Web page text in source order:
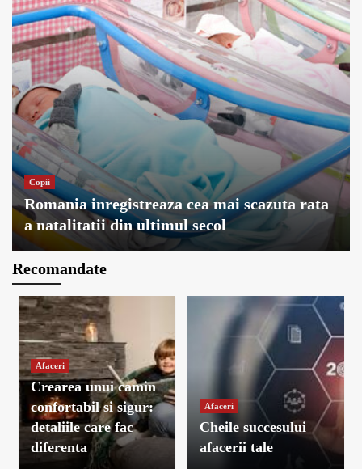
Copii
Romania inregistreaza cea mai scazuta rata
a natalitatii din ultimul secol
Recomandate
Afaceri
Crearea unui camin
confortabil si sigur:
detaliile care fac
diferenta
Afaceri
Cheile succesului
afacerii tale